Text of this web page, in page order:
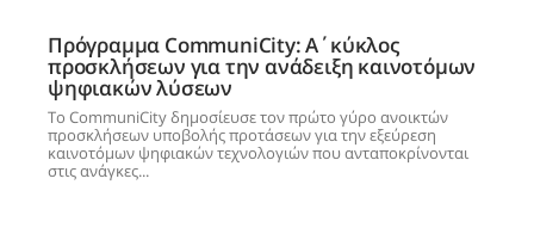
Πρόγραμμα CommuniCity: Α΄κύκλος
προσκλήσεων για την ανάδειξη καινοτόμων
ψηφιακών λύσεων
Το CommuniCity δημοσίευσε τον πρώτο γύρο ανοικτών
προσκλήσεων υποβολής προτάσεων για την εξεύρεση
καινοτόμων ψηφιακών τεχνολογιών που ανταποκρίνονται
στις ανάγκες...